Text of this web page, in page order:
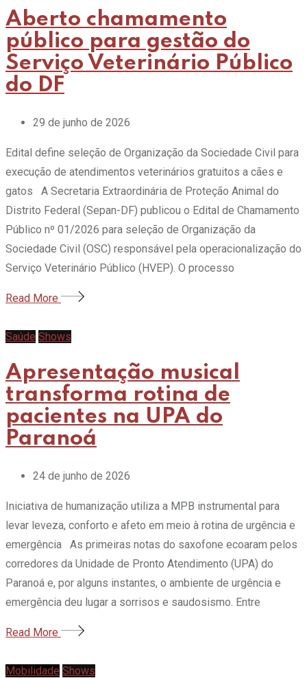
Aberto chamamento
público para gestão do
Serviço Veterinário Público
do DF
29 de junho de 2026
Edital define seleção de Organização da Sociedade Civil para
execução de atendimentos veterinários gratuitos a cães e
gatos A Secretaria Extraordinária de Proteção Animal do
Distrito Federal (Sepan-DF) publicou o Edital de Chamamento
Público nº 01/2026 para seleção de Organização da
Sociedade Civil (OSC) responsável pela operacionalização do
Serviço Veterinário Público (HVEP). O processo
Read More
Saúde Shows
Apresentação musical
transforma rotina de
pacientes na UPA do
Paranoá
24 de junho de 2026
Iniciativa de humanização utiliza a MPB instrumental para
levar leveza, conforto e afeto em meio à rotina de urgência e
emergência As primeiras notas do saxofone ecoaram pelos
corredores da Unidade de Pronto Atendimento (UPA) do
Paranoá e, por alguns instantes, o ambiente de urgência e
emergência deu lugar a sorrisos e saudosismo. Entre
Read More
Mobilidade Shows